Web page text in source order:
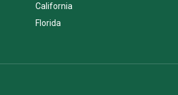
California
Florida